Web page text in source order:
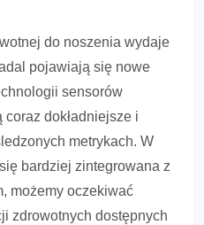
do noszenia wydaje
pojawiają się nowe
sensorów
dokładniejsze i
metrykach. W
bardziej zintegrowana z
możemy oczekiwać
zdrowotnych dostępnych